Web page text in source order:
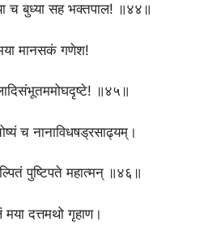
च बुध्या सह भक्तपाल! ॥४४॥
मया मानसकं गणेश!
॥४५॥
च नानाविधषड्रसाढ्यम्।
पुष्टिपते महात्मन् ॥४६॥
दत्तमथो गृहाण।